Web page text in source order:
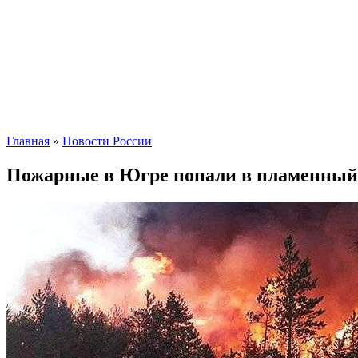
Главная » Новости России
Пожарные в Югре попали в